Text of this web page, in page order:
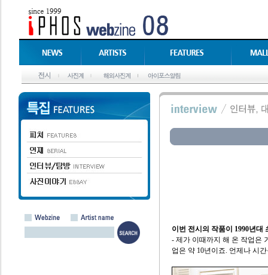
이번 전시의 작품이 1990년대
- 제가 이때까지 해 온 작업은
업은 약 10년이죠. 언제나 시